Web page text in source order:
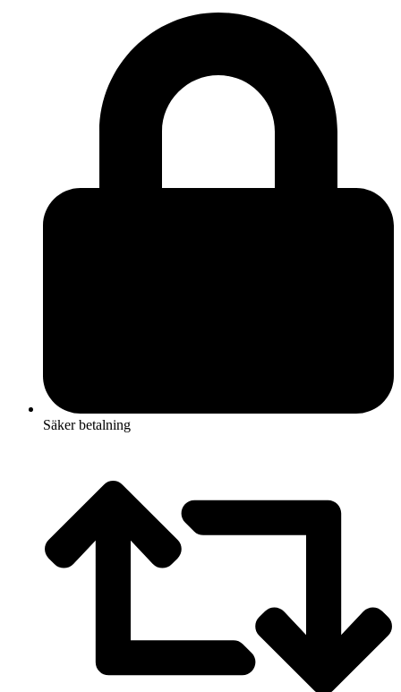
Säker betalning